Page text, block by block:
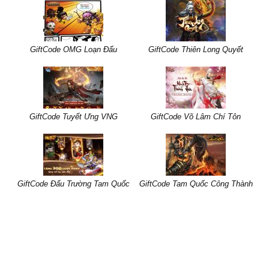
GiftCode OMG Loạn Đấu GiftCode Thiên Long Quyết
GiftCode Tuyết Ưng VNG GiftCode Võ Lâm Chí Tôn
GiftCode Đấu Trường Tam Quốc GiftCode Tam Quốc Công Thành